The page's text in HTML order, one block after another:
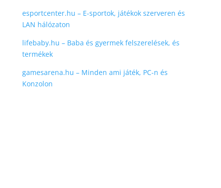
esportcenter.hu – E-sportok, játékok szerveren és
LAN hálózaton
lifebaby.hu – Baba és gyermek felszerelések, és
termékek
gamesarena.hu – Minden ami játék, PC-n és
Konzolon